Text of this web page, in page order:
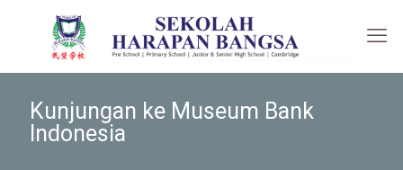
Kunjungan ke Museum Bank
Indonesia